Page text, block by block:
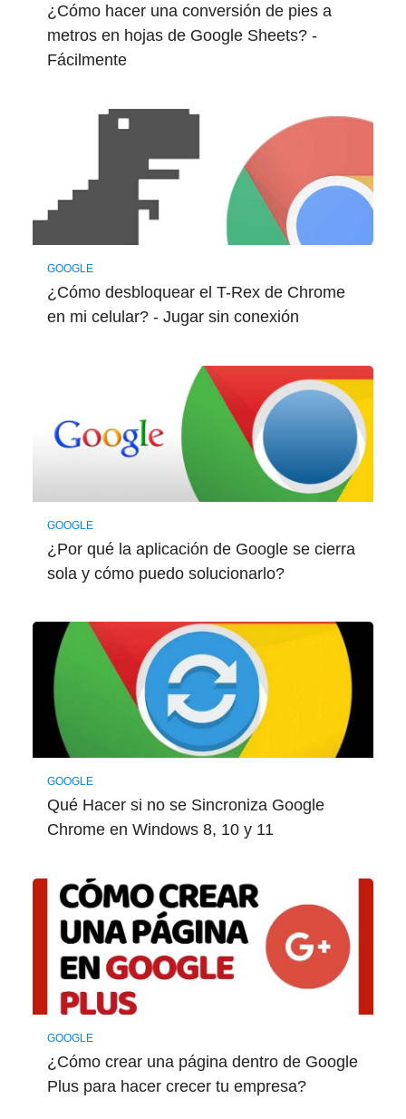
¿Cómo hacer una conversión de pies a
metros en hojas de Google Sheets? -
Fácilmente
GOOGLE
¿Cómo desbloquear el T-Rex de Chrome
en mi celular? - Jugar sin conexión
GOOGLE
¿Por qué la aplicación de Google se cierra
sola y cómo puedo solucionarlo?
GOOGLE
Qué Hacer si no se Sincroniza Google
Chrome en Windows 8, 10 y 11
GOOGLE
¿Cómo crear una página dentro de Google
Plus para hacer crecer tu empresa?